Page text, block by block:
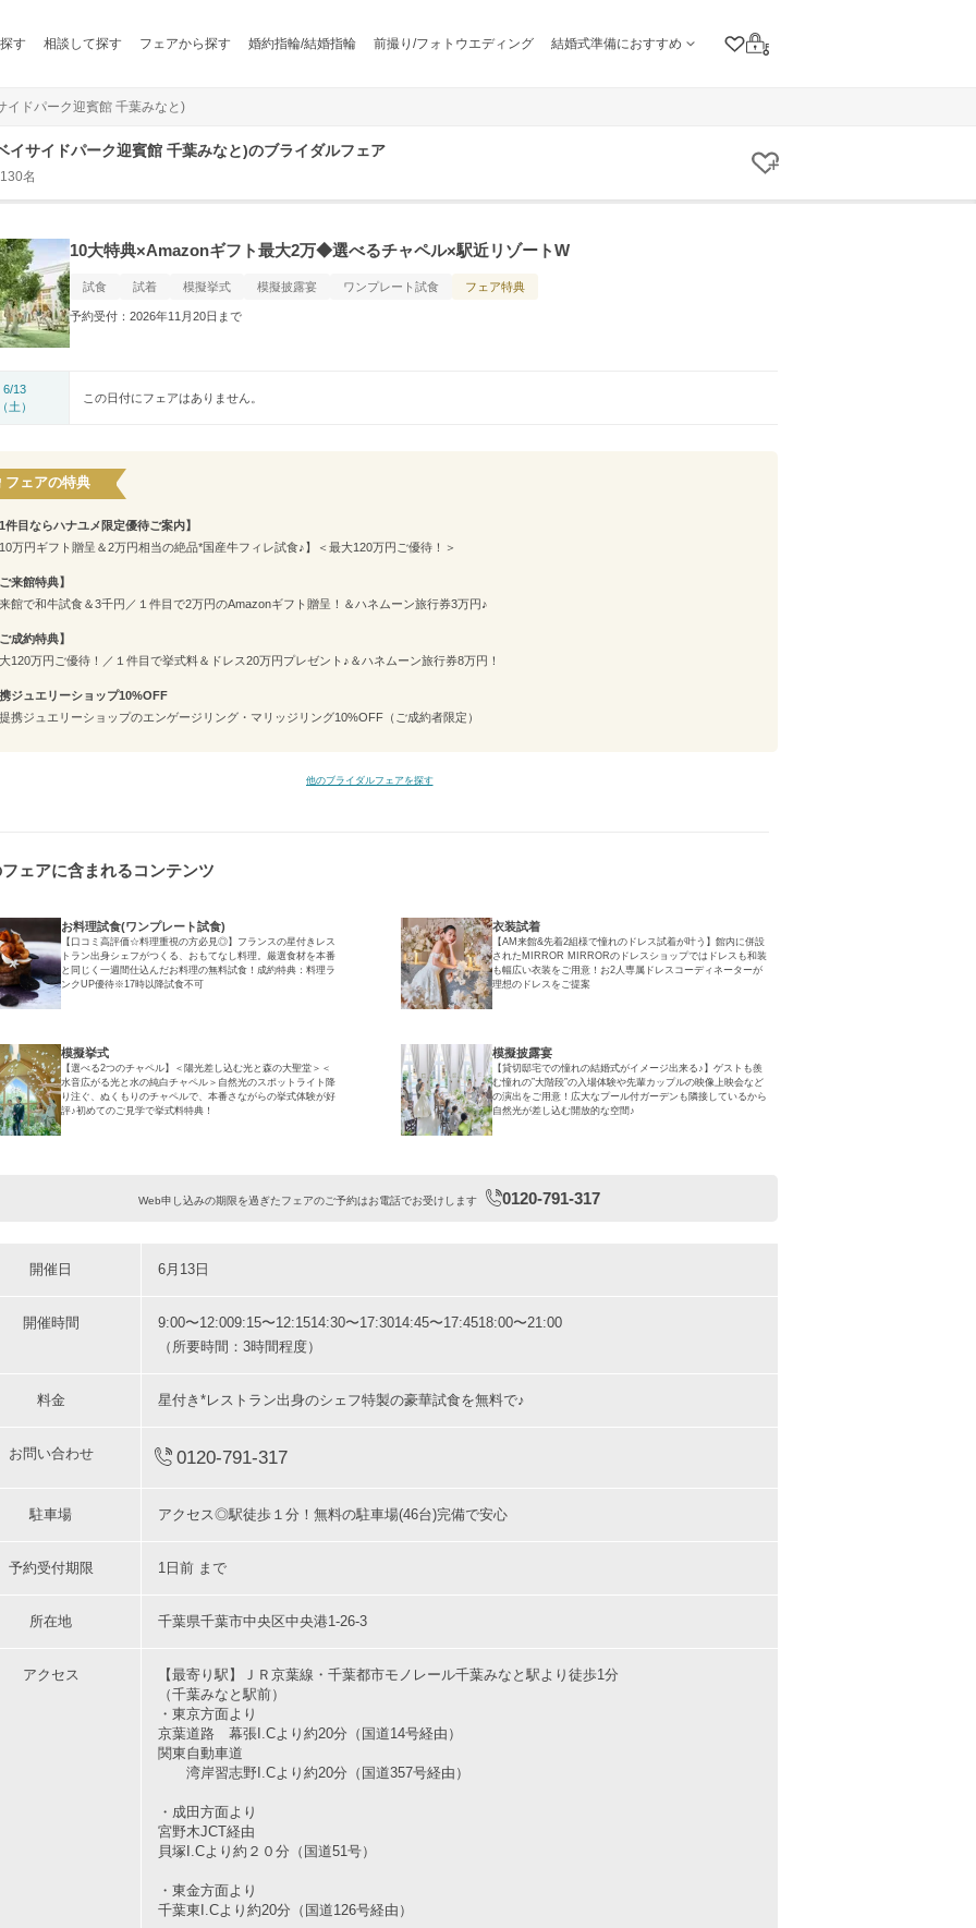
す 相談して探す フェアから探す 婚約指輪/結婚指輪 前撮り/フォトウエディング 結婚式準備におすすめ
クリップリスト
ログイン
イドパーク迎賓館 千葉みなと)
サイドパーク迎賓館 千葉みなと)のブライダルフェア
名 クリップする
10大特典×Amazonギフト最大2万◆選べるチャペル×駅近リゾートW
試食 試着 模擬挙式 模擬披露宴 ワンプレート試食 フェア特典
予約受付：2026年11月20日まで
6/13
土）
この日付にフェアはありません。
フェアの特典
件⽬ならハナユメ限定優待ご案内】
万円ギフト贈呈＆2万円相当の絶品*国産牛フィレ試食♪】＜最大120万円ご優待！＞
来館特典】
館で和牛試食＆3千円／１件目で2万円のAmazonギフト贈呈！＆ハネムーン旅行券3万円♪
成約特典】
120万円ご優待！／１件目で挙式料＆ドレス20万円プレゼント♪＆ハネムーン旅行券8万円！
ジュエリーショップ10%OFF
携ジュエリーショップのエンゲージリング・マリッジリング10%OFF（ご成約者限定）
他のブライダルフェアを探す
ェアに含まれるコンテンツ
お料理試食(ワンプレート試食)
【口コミ高評価☆料理重視の方必見◎】フランスの星付きレス
トラン出身シェフがつくる、おもてなし料理。厳選食材を本番
と同じく一週間仕込んだお料理の無料試食！成約特典：料理ラ
ンクUP優待※17時以降試食不可
衣装試着
【AM来館&先着2組様で憧れのドレス試着が叶う】館内に併設
されたMIRROR MIRRORのドレスショップではドレスも和装
も幅広い衣装をご用意！お2人専属ドレスコーディネーターが
理想のドレスをご提案
模擬挙式
【選べる2つのチャペル】＜陽光差し込む光と森の大聖堂＞＜
水音広がる光と水の純白チャペル＞自然光のスポットライト降
り注ぐ、ぬくもりのチャペルで、本番さながらの挙式体験が好
評♪初めてのご見学で挙式料特典！
模擬披露宴
【貸切邸宅での憧れの結婚式がイメージ出来る♪】ゲストも羨
む憧れの”大階段”の入場体験や先輩カップルの映像上映会など
の演出をご用意！広大なプール付ガーデンも隣接しているから
自然光が差し込む開放的な空間♪
Web申し込みの期限を過ぎたフェアのご予約はお電話でお受けします 0120-791-317
開催日 6月13日
開催時間 9:00〜12:009:15〜12:1514:30〜17:3014:45〜17:4518:00〜21:00
（所要時間：3時間程度）
料金 星付き*レストラン出身のシェフ特製の豪華試食を無料で♪
お問い合わせ 0120-791-317
駐車場 アクセス◎駅徒歩１分！無料の駐車場(46台)完備で安心
予約受付期限 1日前 まで
所在地 千葉県千葉市中央区中央港1-26-3
アクセス
【最寄り駅】ＪＲ京葉線・千葉都市モノレール千葉みなと駅より徒歩1分
（千葉みなと駅前）
・東京方面より
京葉道路 幕張I.Cより約20分（国道14号経由）
関東自動車道
湾岸習志野I.Cより約20分（国道357号経由）
・成田方面より
宮野木JCT経由
貝塚I.Cより約２０分（国道51号）
・東金方面より
千葉東I.Cより約20分（国道126号経由）